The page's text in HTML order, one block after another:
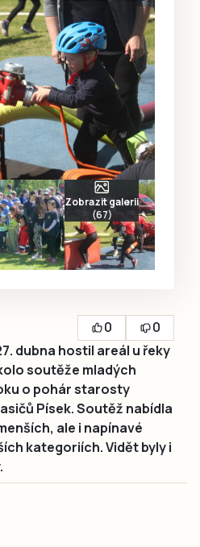
Zobrazit galerii
(67)
0
0
dubna hostil areál u řeky
soutěže mladých
o pohár starosty
Písek. Soutěž nabídla
ale i napínavé
kategoriích. Vidět byly i